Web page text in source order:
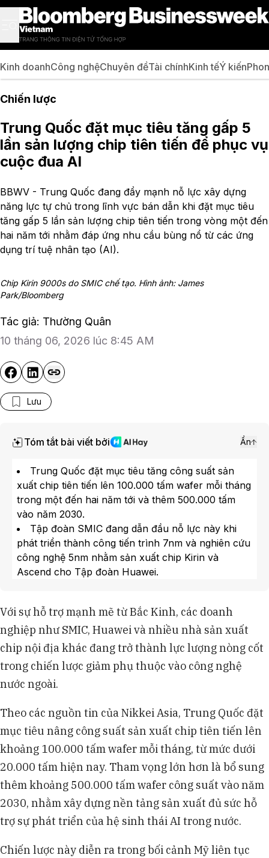
Kinh doanhCông nghệChuyên đềTài chínhKinh tếÝ kiến
Chiến lược
Trung Quốc đặt mục tiêu tăng gấp 5
lần sản lượng chip tiên tiến để phục vụ
cuộc đua AI
BBWV - Trung Quốc đang đẩy mạnh nỗ lực xây dựng
năng lực tự chủ trong lĩnh vực bán dẫn khi đặt mục tiêu
tăng gấp 5 lần sản lượng chip tiên tiến trong vòng một đến
hai năm tới nhằm đáp ứng nhu cầu bùng nổ từ các ứng
dụng trí tuệ nhân tạo (AI).
Chip Kirin 9000s do SMIC chế tạo. Hình ảnh: James
Park/Bloomberg
Tác giả: Thường Quân
10 tháng 06, 2026 lúc 8:45 AM
Lưu
Tóm tắt bài viết bởi Ẩn
Trung Quốc đặt mục tiêu tăng công suất sản
xuất chip tiên tiến lên 100.000 tấm wafer mỗi tháng
trong một đến hai năm tới và thêm 500.000 tấm
vào năm 2030.
Tập đoàn SMIC đang dẫn đầu nỗ lực này khi
phát triển thành công tiến trình 7nm và nghiên cứu
công nghệ 5nm nhằm sản xuất chip Kirin và
Ascend cho Tập đoàn Huawei.
66%, và dự kiến ra mắt các dòng chip Ascend mới
vào năm 2026.
Trước các lệnh trừng phạt của Mỹ hạn chế máy
quang khắc EUV từ ASML, Trung Quốc đang thúc
đẩy chuỗi cung ứng nội địa với sự tham gia của
Hua Hong và PengXinWei.
đối tác nội địa đã giúp tập đoàn SMIC vươn lên trở
thành nhà sản xuất chip theo hợp đồng lớn thứ ba
thế giới.
Với sự hỗ trợ mạnh mẽ từ Bắc Kinh, các doanh
nghiệp như SMIC, Huawei và nhiều nhà sản xuất
chip nội địa khác đang trở thành lực lượng nòng cốt
trong chiến lược giảm phụ thuộc vào công nghệ
nước ngoài.
Theo các nguồn tin của Nikkei Asia, Trung Quốc đặt
mục tiêu nâng công suất sản xuất chip tiên tiến lên
khoảng 100.000 tấm wafer mỗi tháng, từ mức dưới
20.000 tấm hiện nay. Tham vọng lớn hơn là bổ sung
thêm khoảng 500.000 tấm wafer công suất vào năm
2030, nhằm xây dựng nền tảng sản xuất đủ sức hỗ
trợ sự phát triển của hệ sinh thái AI trong nước.
Chiến lược này diễn ra trong bối cảnh Mỹ liên tục